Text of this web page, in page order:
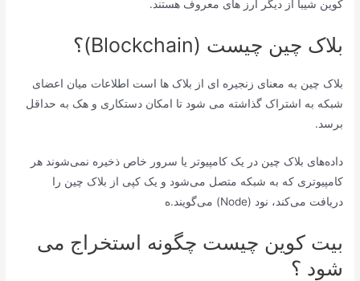
کوین شیبا از دیگر ارز های معروف هستند.
بلاک چین چیست (Blockchain)؟
بلاک چین به معنای زنجیره ای از بلاک ها است اطلاعات میان اعضای
شبکه به اشتراک گذاشته می شود تا امکان دستکاری و هک به حداقل
برسد.
داده‌های بلاک چین در یک کامپیوتر یا سرور خاص ذخیره نمی‌شوند هر
کامپیوتری که به شبکه متصل می‌شود و یک کپی از بلاک چین را
دریافت می‌کند، نود (Node) می‌گویند.ه
بیت کوین چیست چگونه استخراج می
شود ؟